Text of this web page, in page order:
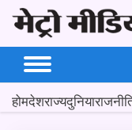
होमदेशराज्यदुनिया